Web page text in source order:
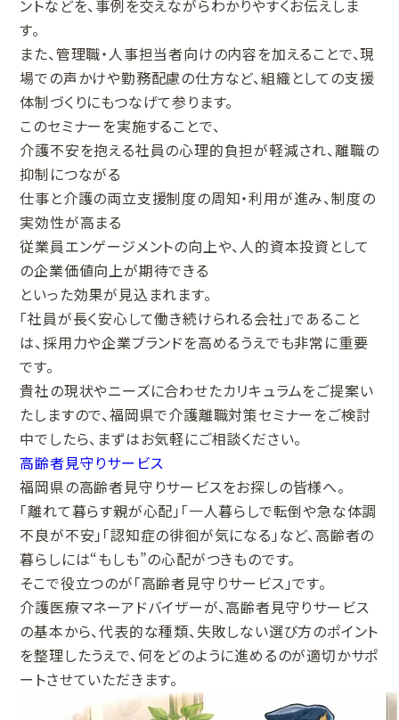
ントなどを、事例を交えながらわかりやすくお伝えしま
す。
また、管理職・人事担当者向けの内容を加えることで、現
場での声かけや勤務配慮の仕方など、組織としての支援
体制づくりにもつなげて参ります。
このセミナーを実施することで、
介護不安を抱える社員の心理的負担が軽減され、離職の
抑制につながる
仕事と介護の両立支援制度の周知・利用が進み、制度の
実効性が高まる
従業員エンゲージメントの向上や、人的資本投資として
の企業価値向上が期待できる
といった効果が見込まれます。
「社員が長く安心して働き続けられる会社」であること
は、採用力や企業ブランドを高めるうえでも非常に重要
です。
貴社の現状やニーズに合わせたカリキュラムをご提案い
たしますので、福岡県で介護離職対策セミナーをご検討
中でしたら、まずはお気軽にご相談ください。
高齢者見守りサービス
福岡県の高齢者見守りサービスをお探しの皆様へ。
「離れて暮らす親が心配」「一人暮らしで転倒や急な体調
不良が不安」「認知症の徘徊が気になる」など、高齢者の
暮らしには“もしも”の心配がつきものです。
そこで役立つのが「高齢者見守りサービス」です。
介護医療マネーアドバイザーが、高齢者見守りサービス
の基本から、代表的な種類、失敗しない選び方のポイント
を整理したうえで、何をどのように進めるのが適切かサポ
ートさせていただきます。